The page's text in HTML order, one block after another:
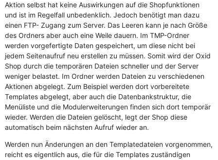
Aktion selbst hat keine Auswirkungen auf die Shopfunktionen
und ist im Regelfall unbedenklich. Jedoch benötigt man dazu
einen FTP- Zugang zum Server. Das Leeren kann je nach Größe
des Ordners aber auch eine Weile dauern. Im TMP-Ordner
werden vorgefertigte Daten gespeichert, um diese nicht bei
jedem Seitenaufruf neu erstellen zu müssen. Somit wird der Oxid
Shop durch die temporären Dateien schneller und der Server
weniger belastet. Im Ordner werden Dateien zu verschiedenen
Aktionen abgelegt. Zum Beispiel werden dort vorbereitete
Templates abgelegt, aber auch die Datenbankstruktur, die
Menüliste und die Modulerweiterungen finden sich dort temporär
wieder. Werden die Dateien gelöscht, legt der Shop diese
automatisch beim nächsten Aufruf wieder an.
Werden nun Änderungen an den Templatedateien vorgenommen,
reicht es eigentlich aus, die für die Templates zuständigen